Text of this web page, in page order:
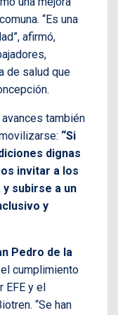
“Es una
afirmó,
de salud que
también
“Si
dignas
invitar a los
subirse a un
y
Pedro de la
cumplimiento
EFE y el
“Se han